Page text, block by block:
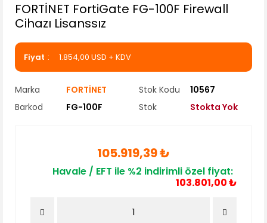
FORTİNET FortiGate FG-100F Firewall
Cihazı Lisanssız
Fiyat 1.854,00 USD + KDV
Marka FORTİNET Stok Kodu
10567
Barkod
FG-100F Stok Stokta Yok
105.919,39 ₺
Havale / EFT ile %2 indirimli özel fiyat:
103.801,00 ₺